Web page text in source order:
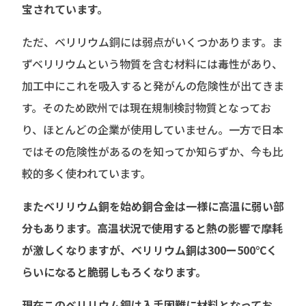
宝されています。
ただ、ベリリウム銅には弱点がいくつかあります。ま
ずベリリウムという物質を含む材料には毒性があり、
加工中にこれを吸入すると発がんの危険性が出てきま
す。そのため欧州では現在規制検討物質となってお
り、ほとんどの企業が使用していません。一方で日本
ではその危険性があるのを知ってか知らずか、今も比
較的多く使われています。
またベリリウム銅を始め銅合金は一様に高温に弱い部
分もあります。高温状況で使用すると熱の影響で摩耗
が激しくなりますが、ベリリウム銅は300ー500℃く
らいになると脆弱しもろくなります。